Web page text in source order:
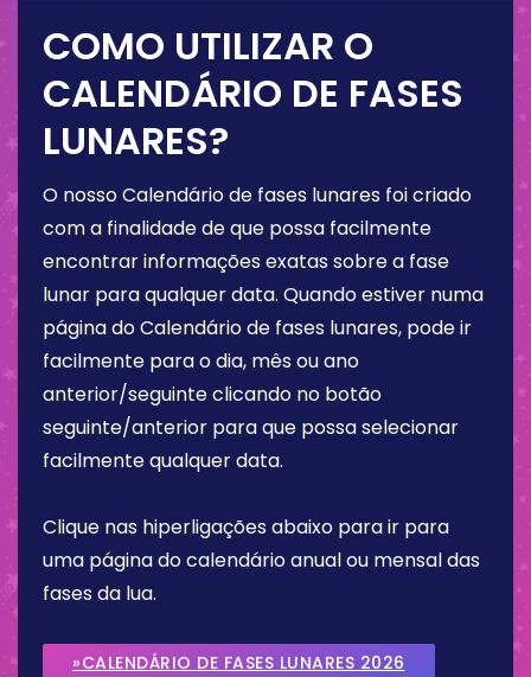
COMO UTILIZAR O
CALENDÁRIO DE FASES
LUNARES?
O nosso Calendário de fases lunares foi criado
com a finalidade de que possa facilmente
encontrar informações exatas sobre a fase
lunar para qualquer data. Quando estiver numa
página do Calendário de fases lunares, pode ir
facilmente para o dia, mês ou ano
anterior/seguinte clicando no botão
seguinte/anterior para que possa selecionar
facilmente qualquer data.
Clique nas hiperligações abaixo para ir para
uma página do calendário anual ou mensal das
fases da lua.
»CALENDÁRIO DE FASES LUNARES 2026